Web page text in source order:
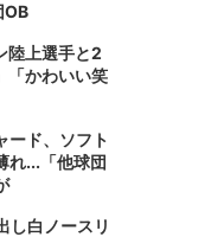
陸上選手と2
かわいい笑
ード、ソフト
れ...「他球団
し白ノースリ